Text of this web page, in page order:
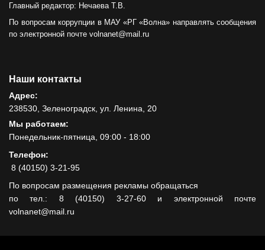
Главный редактор: Нечаева Т.В.
По вопросам коррупции в МАУ «РГ «Волна» направлять сообщения
по электронной почте volnanet@mail.ru
Наши контакты
Адрес:
238530, Зеленоградск, ул. Ленина, 20
Мы работаем:
Понедельник-пятница, 09:00 - 18:00
Телефон:
8 (40150) 3-21-95
По вопросам размещения рекламы обращаться
по тел.: 8 (40150) 3-27-60 и электронной почте
volnanet@mail.ru